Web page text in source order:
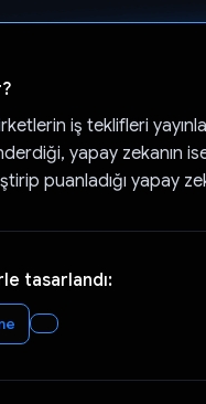
iş teklifleri
yapay
puanladığı yapay
tasarlandı: